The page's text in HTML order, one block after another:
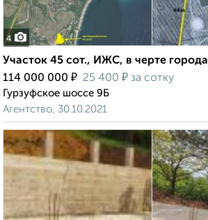
4
Участок 45 сот., ИЖС, в черте города
114 000 000 ₽ 25 400 ₽ за сотку
Гурзуфское шоссе 9Б
Агентство, 30.10.2021